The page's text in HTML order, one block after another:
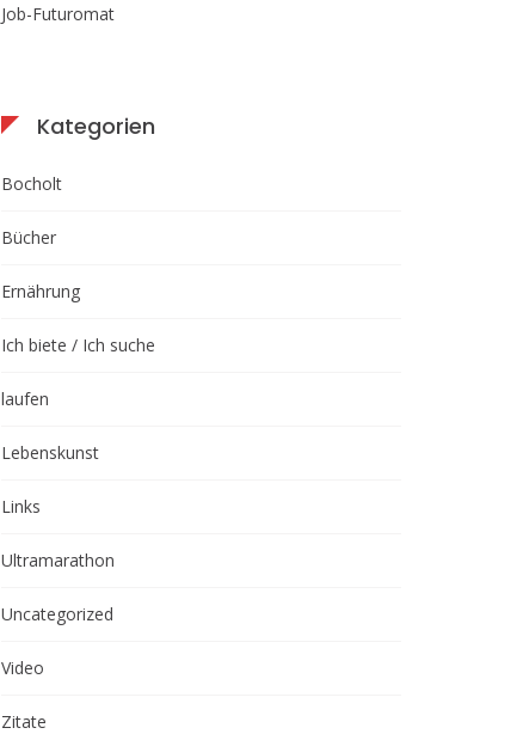
Job-Futuromat
Kategorien
Bocholt
Bücher
Ernährung
Ich biete / Ich suche
laufen
Lebenskunst
Links
Ultramarathon
Uncategorized
Video
Zitate